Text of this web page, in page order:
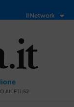
Il Network
ALLE 11:52